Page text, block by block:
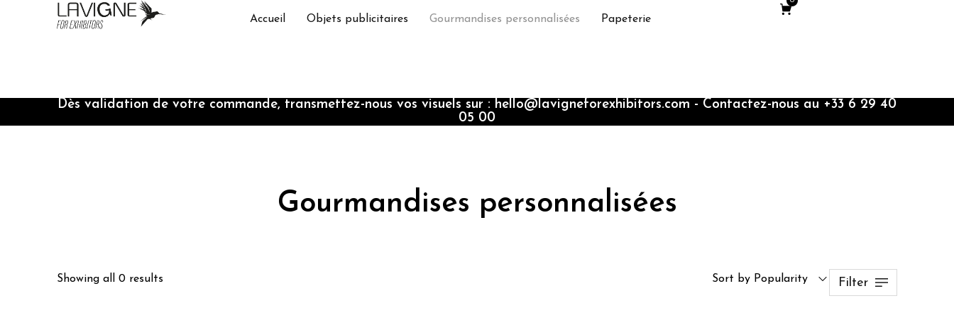
Accueil Objets publicitaires Gourmandises personnalisées Papeterie
Dès validation de votre commande, transmettez-nous vos visuels sur : hello@lavigneforexhibitors.com - Contactez-nous au +33 6 29 40
05 00
Gourmandises personnalisées
Showing all 0 results Sort by Popularity Filter